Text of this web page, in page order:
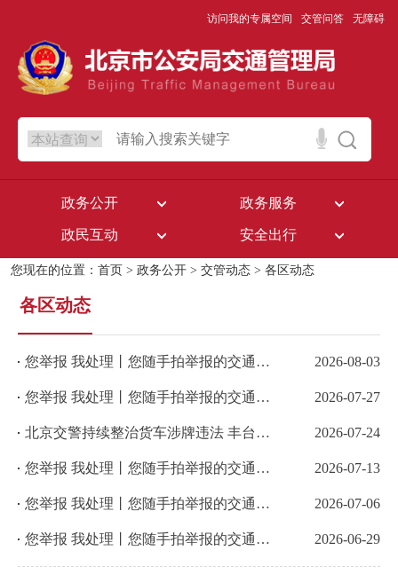
访问我的专属空间 交管问答 无障碍
政务公开 政务服务
政民互动 安全出行
您现在的位置： 首页 > 政务公开 > 交管动态 > 各区动态
各区动态
2026-08-03
您举报 我处理丨您随手拍举报的交通违法已查处
2026-07-27
您举报 我处理丨您随手拍举报的交通违法已查处
2026-07-24
北京交警持续整治货车涉牌违法 丰台一货运企业5辆货车使用翻牌器被查
2026-07-13
您举报 我处理丨您随手拍举报的交通违法已查处
2026-07-06
您举报 我处理丨您随手拍举报的交通违法已查处
2026-06-29
您举报 我处理丨您随手拍举报的交通违法已查处